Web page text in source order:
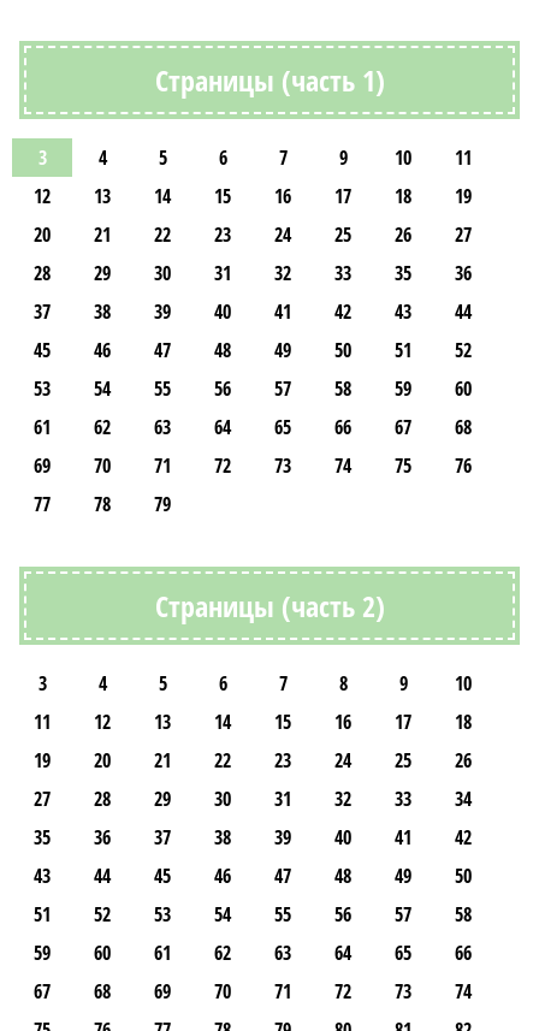
Страницы (часть 1)
3 4 5 6 7 9 10
11
12
13 14 15 16 17 18
19
20
21 22 23 24 25 26
27
28
29 30 31 32 33 35
36
37
38 39 40 41 42 43
44
45
46 47 48 49 50 51
52
53
54 55 56 57 58 59
60
61
62 63 64 65 66 67
68
69
70 71 72 73 74 75
76
77
78 79
Страницы (часть 2)
3 4 5 6 7 8 9
10
11
12 13 14 15 16 17
18
19
20 21 22 23 24 25
26
27
28 29 30 31 32 33
34
35
36 37 38 39 40 41
42
43
44 45 46 47 48 49
50
51
52 53 54 55 56 57
58
59
60 61 62 63 64 65
66
67
68 69 70 71 72 73
74